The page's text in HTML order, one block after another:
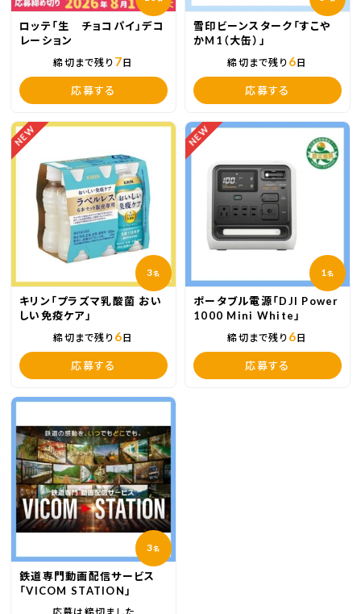
ロッテ「生 チョコパイ」デコ
レーション
締切まで残り 7日
応募する
雪印ビーンスターク「すこや
かM1（大缶）」
締切まで残り 6日
応募する
NEW
3名
キリン「プラズマ乳酸菌 おい
しい免疫ケア」
締切まで残り 6日
応募する
NEW
1 名
ポータブル電源「DJI Power
1000 Mini White」
締切まで残り 6日
応募する
3名
鉄道専門動画配信サービス
「VICOM STATION」